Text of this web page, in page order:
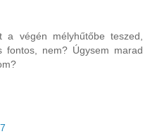
végén mélyhűtőbe teszed,
nem? Úgysem marad